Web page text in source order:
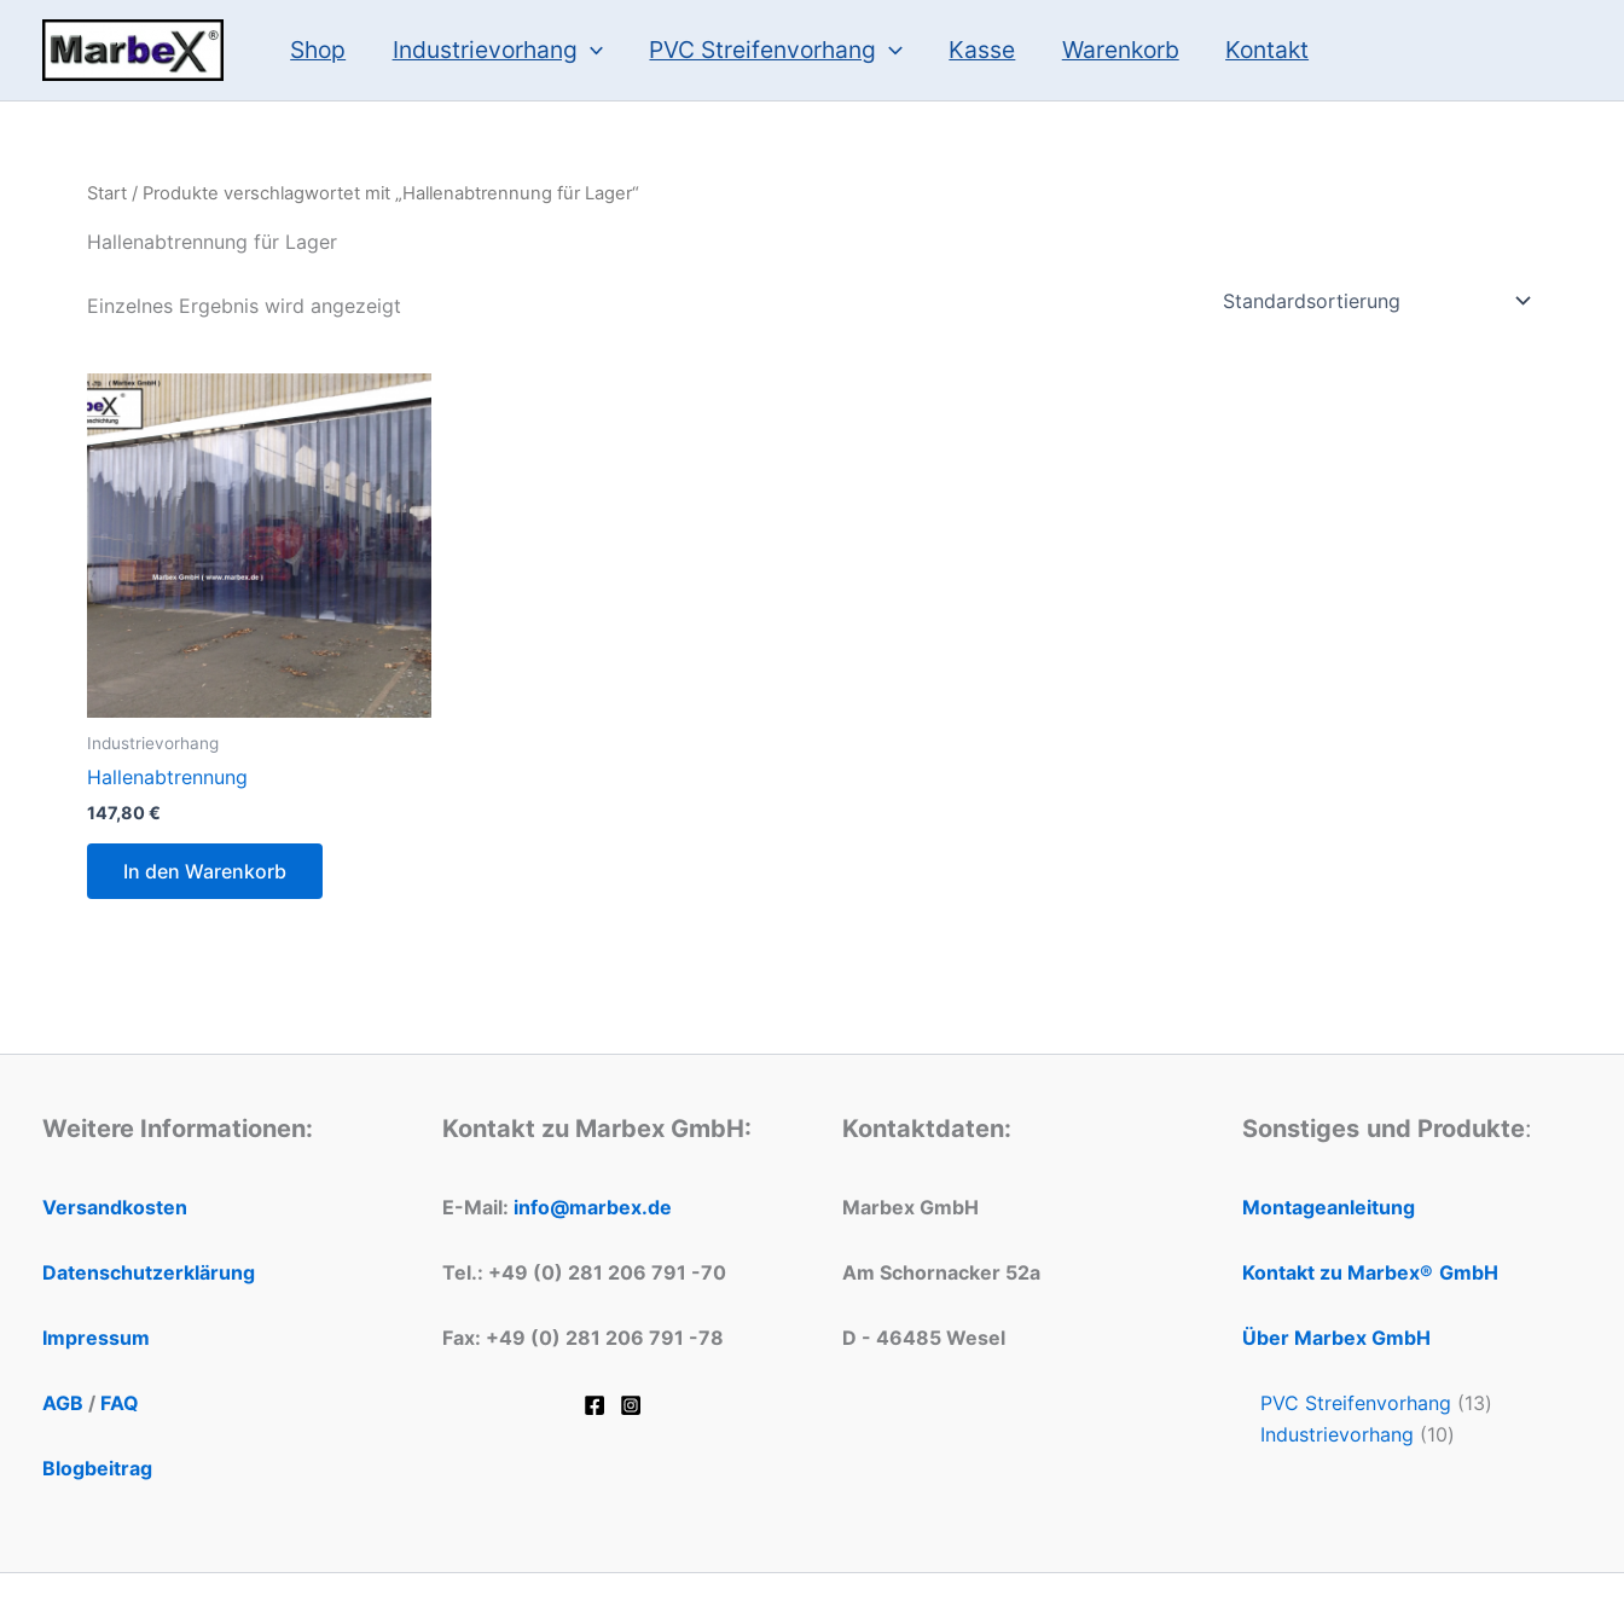
springen
Shop Industrievorhang PVC Streifenvorhang Kasse Warenkorb Kontakt
Start / Produkte verschlagwortet mit „Hallenabtrennung für Lager“
Hallenabtrennung für Lager
Einzelnes Ergebnis wird angezeigt
Industrievorhang
Hallenabtrennung
147,80€
In den Warenkorb
Weitere Informationen:
Versandkosten
Datenschutzerklärung
Impressum
AGB / FAQ
Blogbeitrag
Kontakt zu Marbex GmbH:
E-Mail: info@marbex.de
Tel.: +49 (0) 281 206 791 -70
Fax: +49 (0) 281 206 791 -78
Kontaktdaten:
Marbex GmbH
Am Schornacker 52a
D - 46485 Wesel
Sonstiges und Produkte:
Montageanleitung
Kontakt zu Marbex® GmbH
Über Marbex GmbH
PVC Streifenvorhang 13
Industrievorhang 10